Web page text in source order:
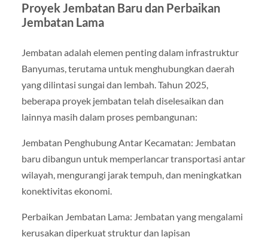
Proyek Jembatan Baru dan Perbaikan
Jembatan Lama
Jembatan adalah elemen penting dalam infrastruktur
Banyumas, terutama untuk menghubungkan daerah
yang dilintasi sungai dan lembah. Tahun 2025,
beberapa proyek jembatan telah diselesaikan dan
lainnya masih dalam proses pembangunan:
Jembatan Penghubung Antar Kecamatan: Jembatan
baru dibangun untuk memperlancar transportasi antar
wilayah, mengurangi jarak tempuh, dan meningkatkan
konektivitas ekonomi.
Perbaikan Jembatan Lama: Jembatan yang mengalami
kerusakan diperkuat struktur dan lapisan